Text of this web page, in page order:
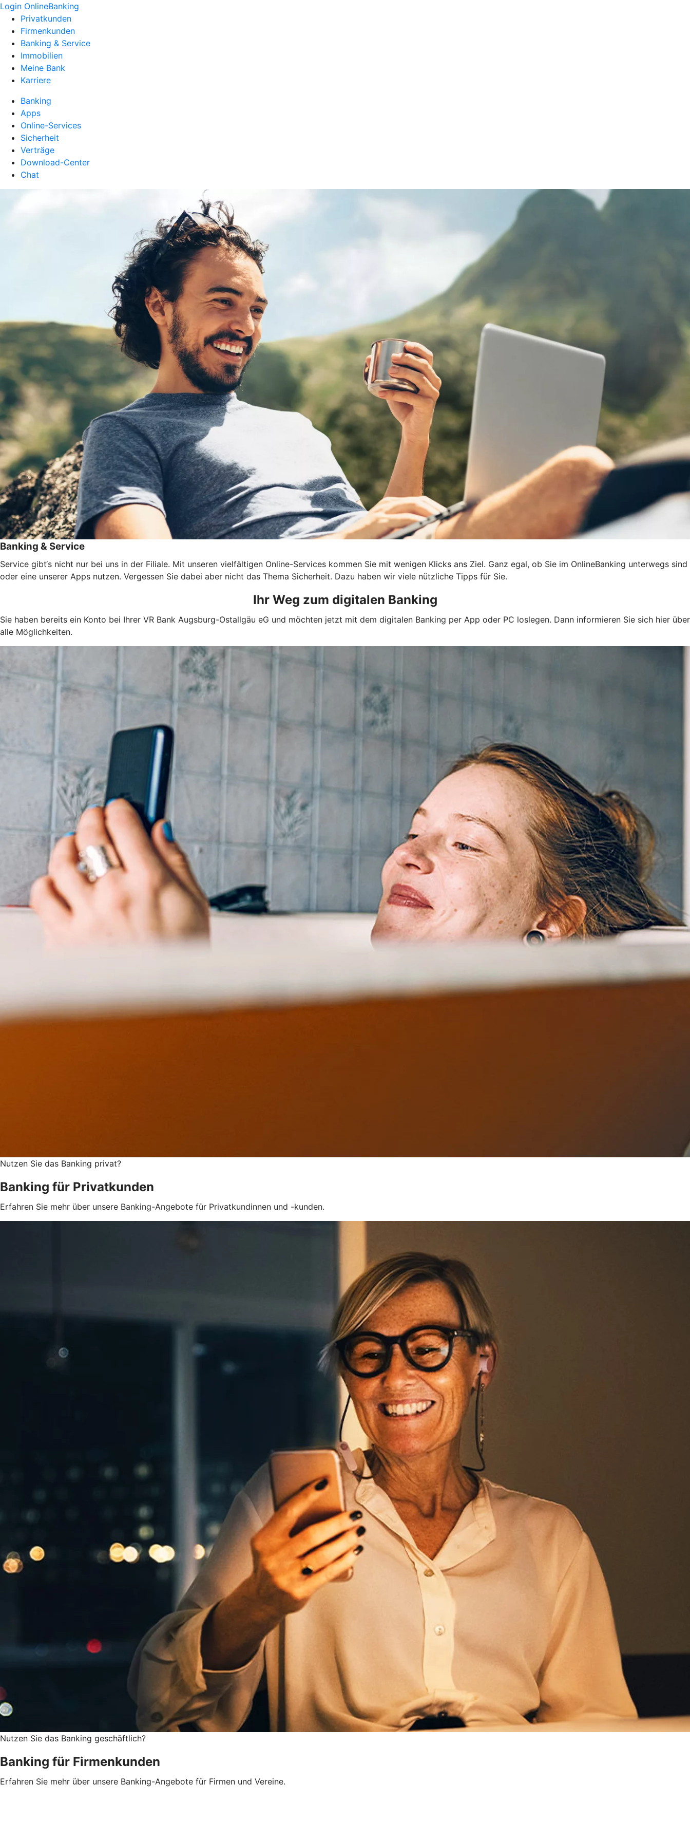
Login OnlineBanking
Privatkunden
Firmenkunden
Banking & Service
Immobilien
Meine Bank
Karriere
Banking
Apps
Online-Services
Sicherheit
Verträge
Download-Center
Chat
Banking & Service
Service gibt‘s nicht nur bei uns in der Filiale. Mit unseren vielfältigen Online-Services kommen Sie mit wenigen Klicks ans Ziel. Ganz egal, ob Sie im OnlineBanking unterwegs sind
oder eine unserer Apps nutzen. Vergessen Sie dabei aber nicht das Thema Sicherheit. Dazu haben wir viele nützliche Tipps für Sie.
Ihr Weg zum digitalen Banking
Sie haben bereits ein Konto bei Ihrer VR Bank Augsburg-Ostallgäu eG und möchten jetzt mit dem digitalen Banking per App oder PC loslegen. Dann informieren Sie sich hier über
alle Möglichkeiten.
Nutzen Sie das Banking privat?
Banking für Privatkunden
Erfahren Sie mehr über unsere Banking-Angebote für Privatkundinnen und -kunden.
Nutzen Sie das Banking geschäftlich?
Banking für Firmenkunden
Erfahren Sie mehr über unsere Banking-Angebote für Firmen und Vereine.